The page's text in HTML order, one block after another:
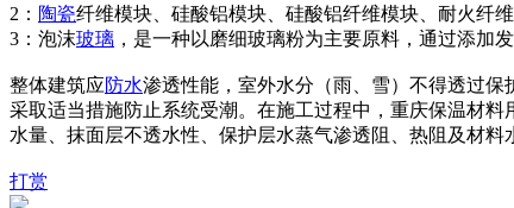
2： 陶瓷纤维模块、硅酸铝模块、硅酸铝纤维模块、耐火纤
3：泡沫玻璃 ，是一种以磨细玻璃粉为主要原料，通过添加
整体建筑应防水渗透性能，室外水分（雨、雪）不得透过保
采取适当措施防止系统受潮。在施工过程中，重庆保温材
水量、抹面层不透水性、保护层水蒸气渗透阻、热阻及材
打赏